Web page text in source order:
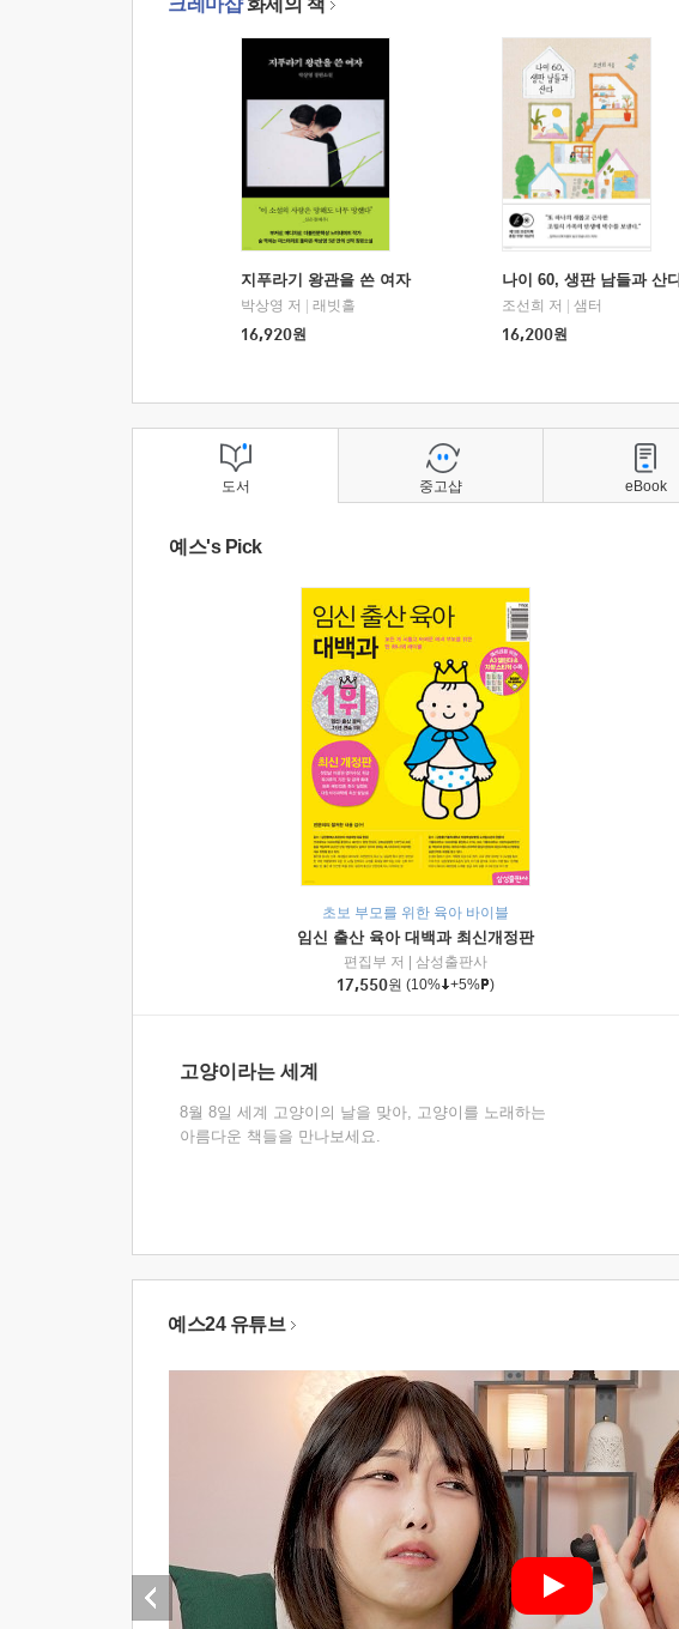
크레마샵화제의 책
지푸라기 왕관을 쓴 여자
박상영 저
래빗홀
16,920원
나이 60, 생판 남들과 산
조선희 저
샘터
16,200원
도서
예스's Pick
초보 부모를 위한 육아 바이블
임신 출산 육아 대백과 최신개정판
편집부 저
삼성출판사
17,550원 (10% +5% )
고양이라는 세계
8월 8일 세계 고양이의 날을 맞아, 고양이를 노래하는
아름다운 책들을 만나보세요.
중고샵 eBook
예스24 유튜브